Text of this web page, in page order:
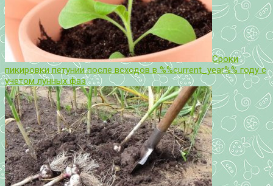
Сроки
пикировки петунии после всходов в %%current_year%% году с
учетом лунных фаз